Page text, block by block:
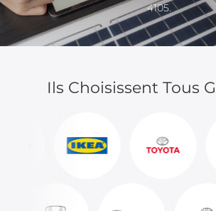
4105.
Ils Choisissent Tous